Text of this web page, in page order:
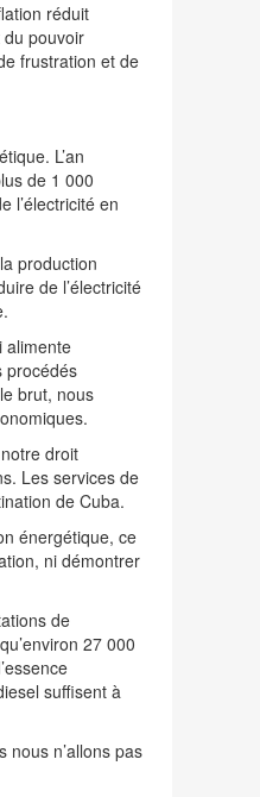
réduit
pouvoir
frustration et de
L’an
de 1 000
l’électricité en
production
de l’électricité
alimente
procédés
brut, nous
droit
Les services de
de Cuba.
énergétique, ce
ni démontrer
de
27 000
suffisent à
n’allons pas